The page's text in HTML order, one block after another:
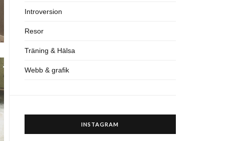
Introversion
Resor
Träning & Hälsa
Webb & grafik
INSTAGRAM